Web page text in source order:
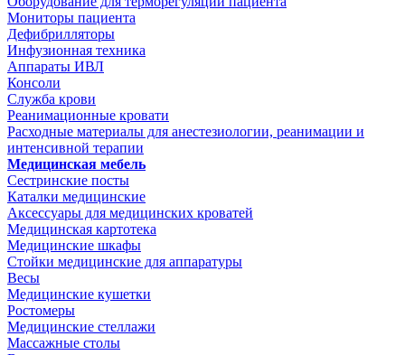
Мониторы пациента
Дефибрилляторы
Инфузионная техника
Аппараты ИВЛ
Консоли
Служба крови
Реанимационные кровати
Расходные материалы для анестезиологии, реанимации и
интенсивной терапии
Медицинская мебель
Сестринские посты
Каталки медицинские
Аксессуары для медицинских кроватей
Медицинская картотека
Медицинские шкафы
Стойки медицинские для аппаратуры
Весы
Медицинские кушетки
Ростомеры
Медицинские стеллажи
Массажные столы